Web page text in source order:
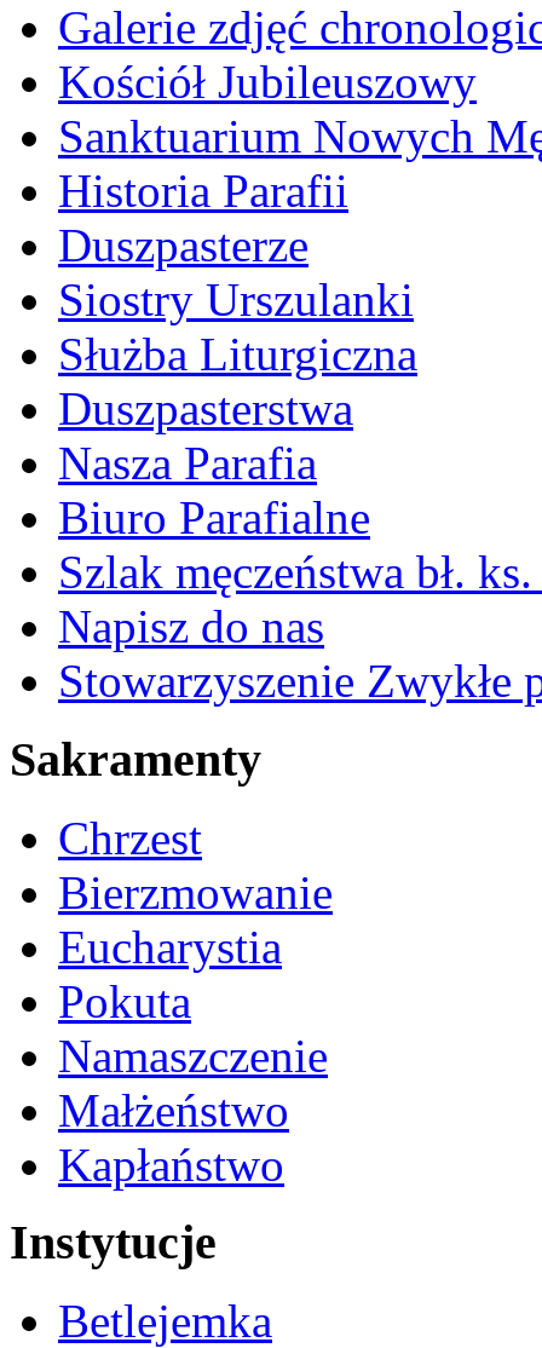
Galerie zdjęć
Kościół Jubileuszowy
Sanktuarium Nowych
Historia Parafii
Duszpasterze
Siostry Urszulanki
Służba Liturgiczna
Duszpasterstwa
Nasza Parafia
Biuro Parafialne
Szlak męczeństwa bł.
Napisz do nas
Stowarzyszenie Zwykłe
Sakramenty
Chrzest
Bierzmowanie
Eucharystia
Pokuta
Namaszczenie
Małżeństwo
Kapłaństwo
Instytucje
Betlejemka